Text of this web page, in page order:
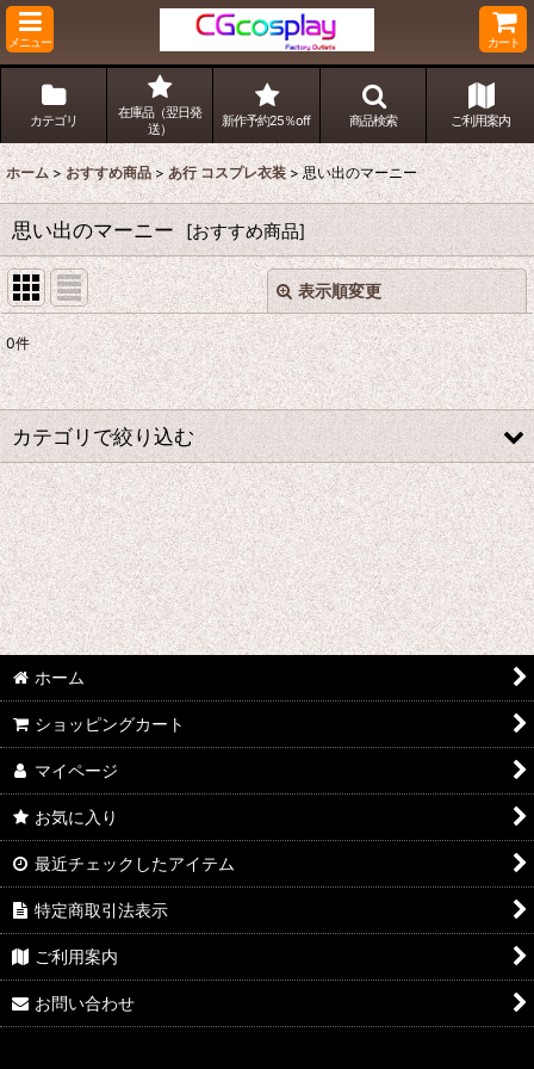
メニュー カート
カテゴリ
在庫品（翌日発
送）
新作予約25％off 商品検索 ご利用案内
ホーム > おすすめ商品 > あ行 コスプレ衣装 > 思い出のマーニー
思い出のマーニー [おすすめ商品]
表示順変更
表示数:
並び順:
絞り込む
閉じる
0件
カテゴリで絞り込む
あ行 コスプレ衣装 (全商品)
ウマ娘プリティーダービー
あんさんぶるスターズ
IdentityV
アズールレーン
王様ランキング
イケメン戦国 時をかける恋
イケメン革命 アリスと恋の魔法
イケメンヴァンパイア
A3!(エースリー)
俺を好きなのはお前だけかよ
ホーム
ショッピングカート
マイページ
お気に入り
最近チェックしたアイテム
特定商取引法表示
ご利用案内
お問い合わせ